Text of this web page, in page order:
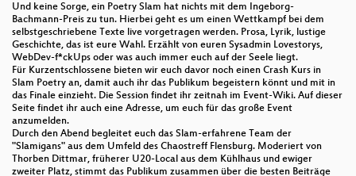
Und keine Sorge, ein Poetry Slam hat nichts mit dem Ingeborg-
Bachmann-Preis zu tun. Hierbei geht es um einen Wettkampf bei dem
selbstgeschriebene Texte live vorgetragen werden. Prosa, Lyrik, lustige
Geschichte, das ist eure Wahl. Erzählt von euren Sysadmin Lovestorys,
WebDev-f*ckUps oder was auch immer euch auf der Seele liegt.
Für Kurzentschlossene bieten wir euch davor noch einen Crash Kurs in
Slam Poetry an, damit auch ihr das Publikum begeistern könnt und mit in
das Finale einzieht. Die Session findet ihr zeitnah im Event-Wiki. Auf dieser
Seite findet ihr auch eine Adresse, um euch für das große Event
anzumelden.
Durch den Abend begleitet euch das Slam-erfahrene Team der
"Slamigans" aus dem Umfeld des Chaostreff Flensburg. Moderiert von
Thorben Dittmar, früherer U20-Local aus dem Kühlhaus und ewiger
zweiter Platz, stimmt das Publikum zusammen über die besten Beiträge